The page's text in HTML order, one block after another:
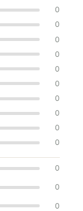
0
0
0
0
0
0
0
0
0
0
0
0
0